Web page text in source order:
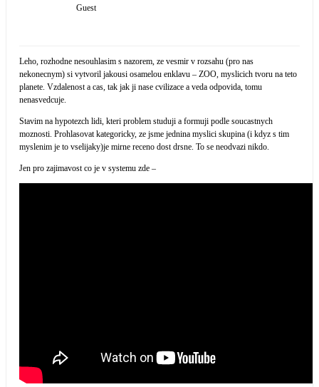
Guest
Leho, rozhodne nesouhlasim s nazorem, ze vesmir v rozsahu (pro nas
nekonecnym) si vytvoril jakousi osamelou enklavu – ZOO, myslicich tvoru na teto
planete. Vzdalenost a cas, tak jak ji nase cvilizace a veda odpovida, tomu
nenasvedcuje.
Stavim na hypotezch lidi, kteri problem studuji a formuji podle soucastnych
moznosti. Prohlasovat kategoricky, ze jsme jednina myslici skupina (i kdyz s tim
myslenim je to vselijaky)je mirne receno dost drsne. To se neodvazi nikdo.
Jen pro zajimavost co je v systemu zde –